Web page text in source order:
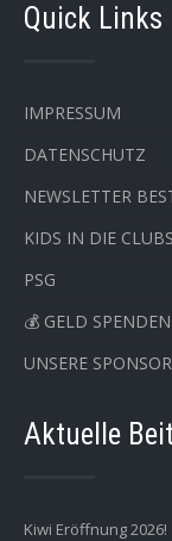
Quick Links
IMPRESSUM
DATENSCHUTZ
NEWSLETTER
KIDS IN DIE CLUBS
PSG
💰 GELD
UNSERE
Aktuelle
Kiwi Eröffnung 2026!